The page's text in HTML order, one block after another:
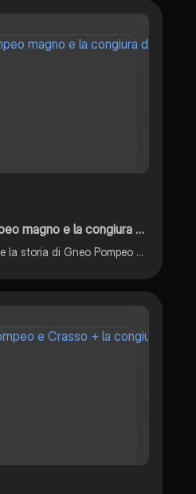
e la congiura di Catilina
la congiura di Catilina e la storia di Gneo Pompeo Magno/Cesare e Crasso